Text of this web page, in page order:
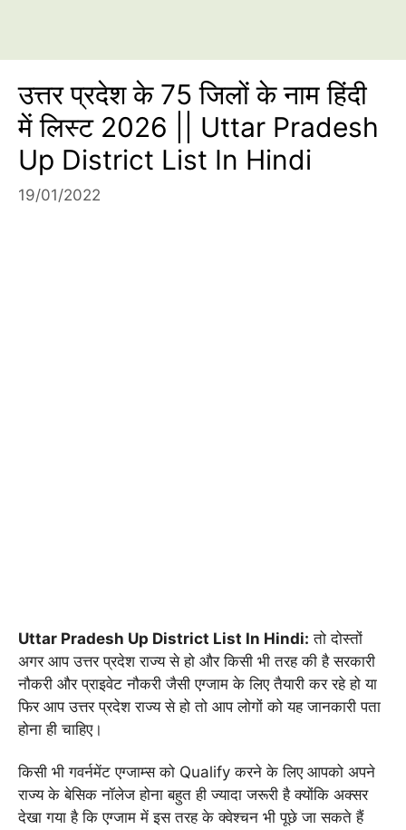
उत्तर प्रदेश के 75 जिलों के नाम हिंदी
में लिस्ट 2026 || Uttar Pradesh
Up District List In Hindi
19/01/2022
Uttar Pradesh Up District List In Hindi: तो दोस्तों
अगर आप उत्तर प्रदेश राज्य से हो और किसी भी तरह की है सरकारी
नौकरी और प्राइवेट नौकरी जैसी एग्जाम के लिए तैयारी कर रहे हो या
फिर आप उत्तर प्रदेश राज्य से हो तो आप लोगों को यह जानकारी पता
होना ही चाहिए।
किसी भी गवर्नमेंट एग्जाम्स को Qualify करने के लिए आपको अपने
राज्य के बेसिक नॉलेज होना बहुत ही ज्यादा जरूरी है क्योंकि अक्सर
देखा गया है कि एग्जाम में इस तरह के क्वेश्चन भी पूछे जा सकते हैं